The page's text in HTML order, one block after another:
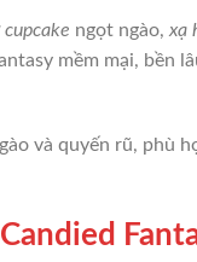
cupcake ngọt ngào, xạ
mềm mại, bền
và quyến rũ, phù